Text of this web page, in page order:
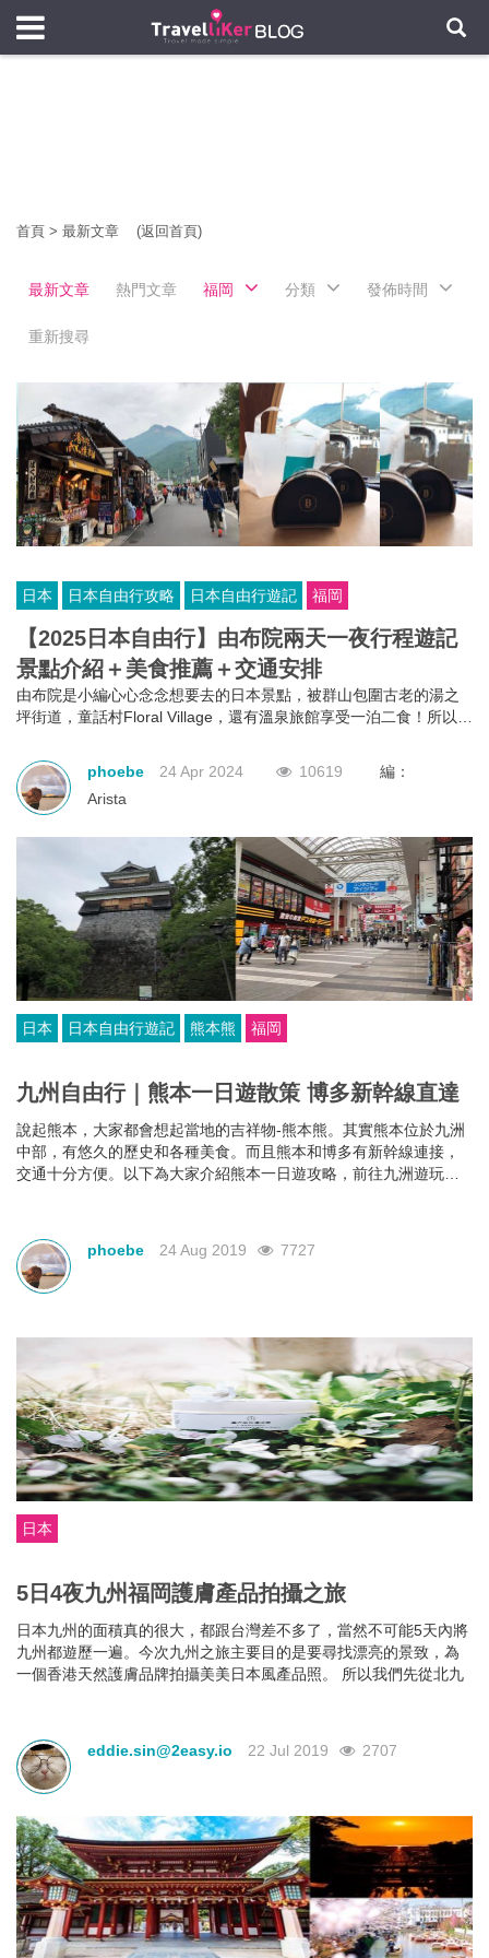
首頁 > 最新文章 (返回首頁)
最新文章 熱門文章 福岡 分類 發佈時間
重新搜尋
日本 日本自由行攻略 日本自由行遊記 福岡
【2025日本自由行】由布院兩天一夜行程遊記
景點介紹＋美食推薦＋交通安排
由布院是小編心心念念想要去的日本景點，被群山包圍古老的湯之
坪街道，童話村Floral Village，還有溫泉旅館享受一泊二食！所以今
獨有的魅力！
phoebe 24 Apr 2024 10619
編：
Arista
日本 日本自由行遊記 熊本熊 福岡
九州自由行｜熊本一日遊散策 博多新幹線直達
說起熊本，大家都會想起當地的吉祥物-熊本熊。其實熊本位於九洲
中部，有悠久的歷史和各種美食。而且熊本和博多有新幹線連接，
交通十分方便。以下為大家介紹熊本一日遊攻略，前往九洲遊玩的
phoebe 24 Aug 2019 7727
日本
5日4夜九州福岡護膚產品拍攝之旅
日本九州的面積真的很大，都跟台灣差不多了，當然不可能5天內將
九州都遊歷一遍。今次九州之旅主要目的是要尋找漂亮的景致，為
一個香港天然護膚品牌拍攝美美日本風產品照。 所以我們先從北九
eddie.sin@2easy.io 22 Jul 2019 2707